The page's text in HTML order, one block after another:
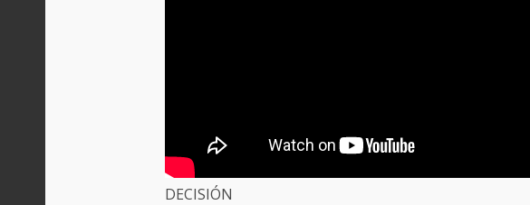
DECISIÓN